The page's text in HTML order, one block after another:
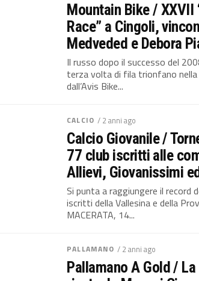
Mountain Bike / XXVII
Race” a Cingoli,
Medveded e Debora
Il russo dopo il successo del
terza volta di fila trionfano
dall’Avis Bike...
CALCIO / 2 anni ago
Calcio Giovanile /
77 club iscritti alle
Allievi, Giovanissimi
Si punta a raggiungere il record
iscritti della Vallesina e della
MACERATA, 14...
PALLAMANO / 2 anni ago
Pallamano A Gold /